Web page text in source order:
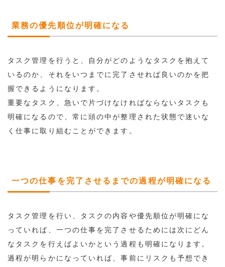
業務の優先順位が明確になる
タスク管理を行うと、自分がどのようなタスクを抱えて
いるのか、それをいつまでに完了させれば良いのかを把
握できるようになります。
重要なタスク、急いで片づけなければならないタスクも
明確になるので、常に頭の中が整理された状態で迷いな
く仕事に取り組むことができます。
一つの仕事を完了させるまでの過程が明確になる
タスク管理を行い、タスクの内容や優先順位が明確にな
っていれば、一つの仕事を完了させるためには次にどん
なタスクを行えばよいかという過程も明確になります。
過程が明らかになっていれば、事前にリスクも予想でき